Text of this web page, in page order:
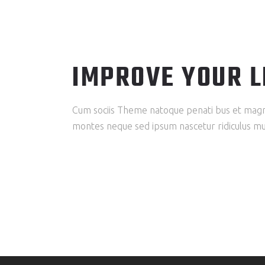
IMPROVE YOUR
Cum sociis Theme natoque penati bus et
montes neque sed ipsum nascetur ridiculus